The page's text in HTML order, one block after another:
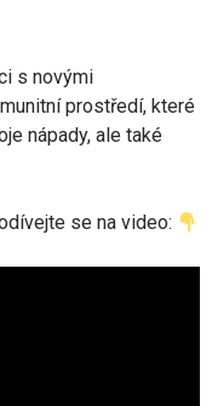
s novými
prostředí, které
nápady, ale také
se na video: